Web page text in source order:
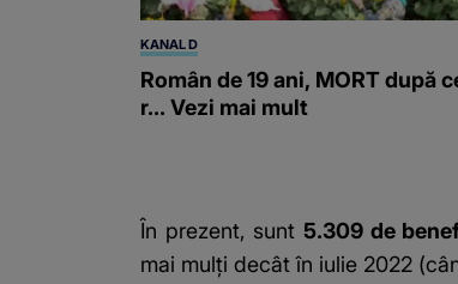
KANAL D
Român de 19 ani, MORT după
r... Vezi mai mult
În prezent, sunt 5.309 de
mai mulți decât în iulie 2022